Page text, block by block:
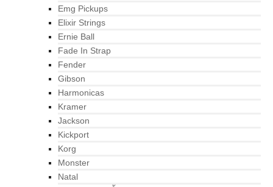
Emg Pickups
Elixir Strings
Ernie Ball
Fade In Strap
Fender
Gibson
Harmonicas
Kramer
Jackson
Kickport
Korg
Monster
Natal